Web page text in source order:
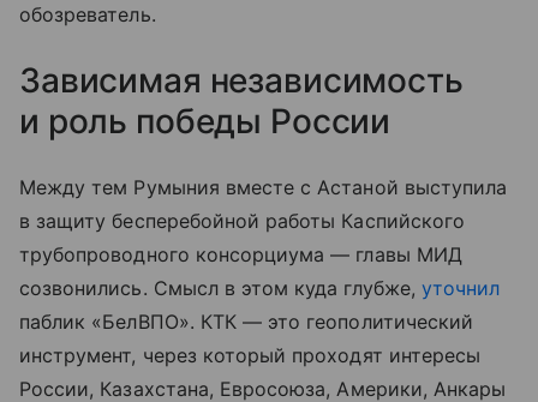
обозреватель.
Зависимая независимость
и роль победы России
Между тем Румыния вместе с Астаной выступила
в защиту бесперебойной работы Каспийского
трубопроводного консорциума — главы МИД
созвонились. Смысл в этом куда глубже, уточнил
паблик «БелВПО». КТК — это геополитический
инструмент, через который проходят интересы
России, Казахстана, Евросоюза, Америки, Анкары